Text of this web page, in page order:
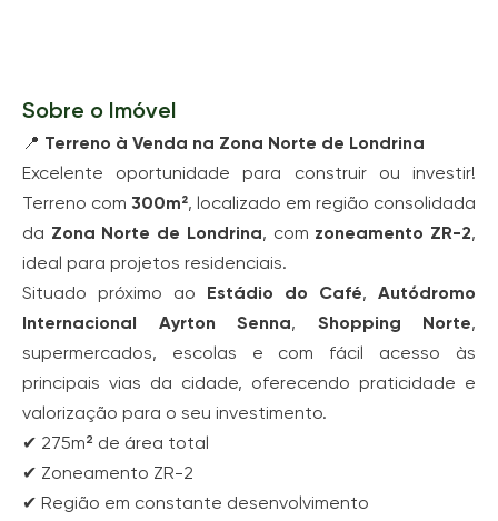
Sobre o Imóvel
📍 Terreno à Venda na Zona Norte de Londrina
Excelente oportunidade para construir ou investir!
Terreno com 300m², localizado em região consolidada
da Zona Norte de Londrina, com zoneamento ZR-2,
ideal para projetos residenciais.
Situado próximo ao Estádio do Café, Autódromo
Internacional Ayrton Senna, Shopping Norte,
supermercados, escolas e com fácil acesso às
principais vias da cidade, oferecendo praticidade e
valorização para o seu investimento.
✔ 275m² de área total
✔ Zoneamento ZR-2
✔ Região em constante desenvolvimento